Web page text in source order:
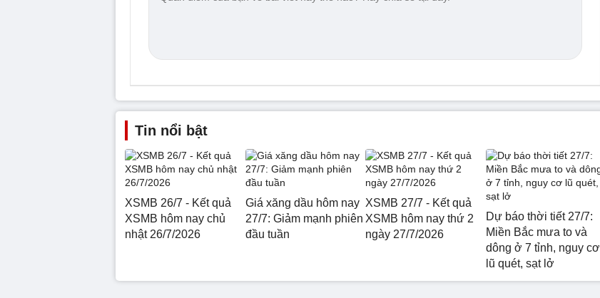
Tin nổi bật
XSMB 26/7 - Kết quả
XSMB hôm nay chủ
nhật 26/7/2026
Giá xăng dầu hôm nay
27/7: Giảm mạnh phiên
đầu tuần
XSMB 27/7 - Kết quả
XSMB hôm nay thứ 2
ngày 27/7/2026
Dự báo thời tiết 27/7:
Miền Bắc mưa to và
dông ở 7 tỉnh, nguy cơ
lũ quét, sạt lở